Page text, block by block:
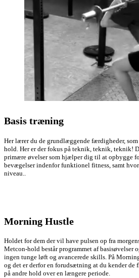
Basis træning
Her lærer du de grundlæggende færdigheder,
hold. Her er der fokus på teknik, teknik, teknik!
primære øvelser som hjælper dig til at opbygge
bevægelser indenfor funktionel fitness, samt
niveau..
Morning Hustle
Holdet for dem der vil have pulsen op fra
Metcon-hold består programmet af basisøvelser
ingen tunge løft og avancerede skills. På
og det er derfor en forudsætning at du kender de
på andre hold over en længere periode.